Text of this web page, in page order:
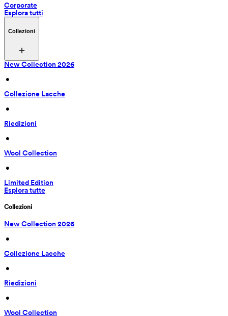
Corporate
Esplora tutti
Collezioni
New Collection 2026
•
Collezione Lacche
•
Riedizioni
•
Wool Collection
•
Limited Edition
Esplora tutte
Collezioni
New Collection 2026
•
Collezione Lacche
•
Riedizioni
•
Wool Collection